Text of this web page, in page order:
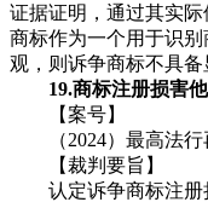
证据证明，通过其实
商标作为一个用于识
观，则诉争商标不具备
19.商标注册损害
【案号】
（2024）最高法行
【裁判要旨】
认定诉争商标注册